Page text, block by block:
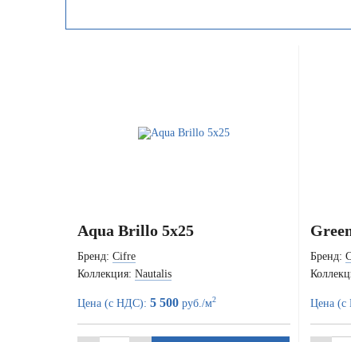
Aqua Brillo 5x25
Бренд: Cifre
Коллекция: Nautalis
Цена (с НДС): 5 500 руб./м2
Бренд:
Цена